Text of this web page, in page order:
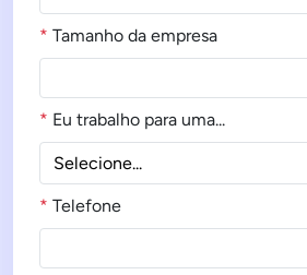
* Tamanho da empresa
* Eu trabalho para uma...
* Telefone